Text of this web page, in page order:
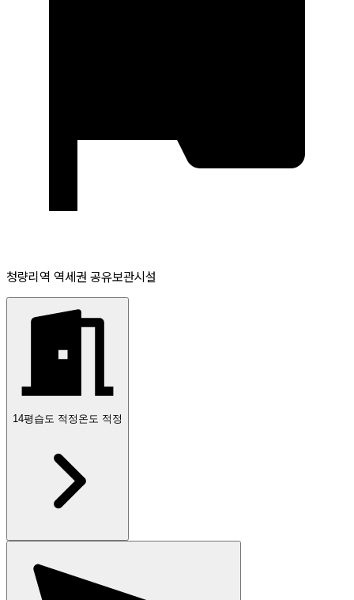
청량리역 역세권 공유보관시설
14평 습도 적정 온도 적정